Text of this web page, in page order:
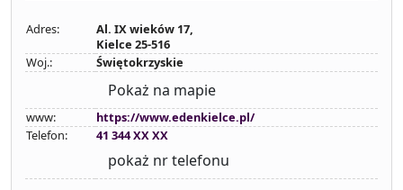
Adres:
Al. IX wieków 17,
Kielce 25-516
Woj.:
Świętokrzyskie
Pokaż na mapie
www:
https://www.edenkielce.pl/
Telefon:
41 344 XX XX
pokaż nr telefonu